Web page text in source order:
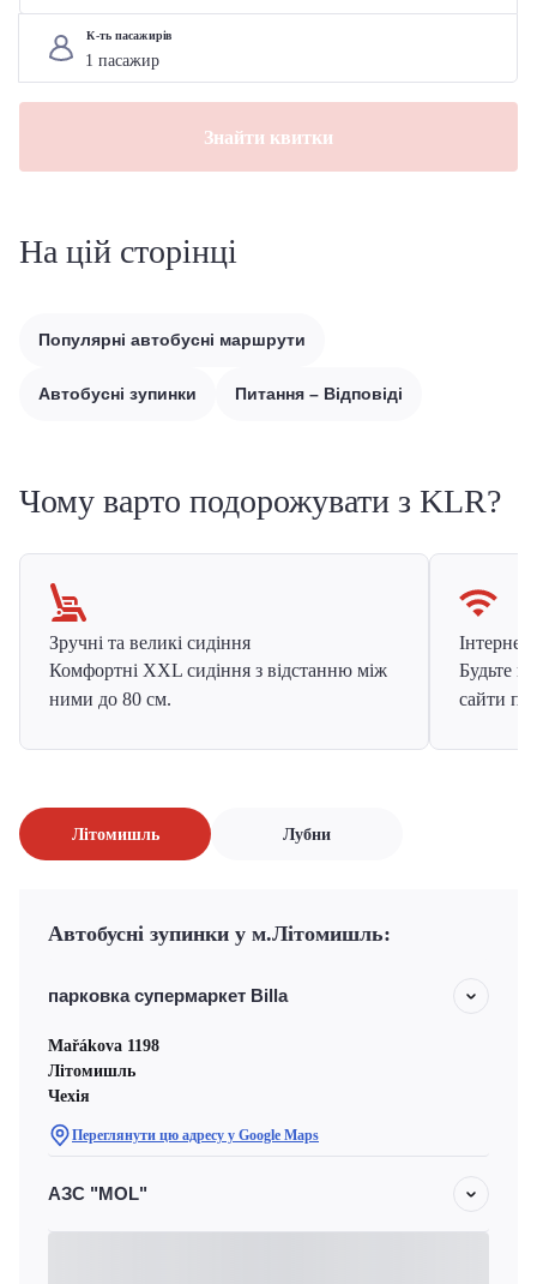
К-ть пасажирів
Знайти квитки
На цій сторінці
Популярні автобусні маршрути
Автобусні зупинки Питання – Відповіді
Чому варто подорожувати з KLR?
Зручні та великі сидіння
Комфортні XXL сидіння з відстанню між
ними до 80 см.
Інтернет
Будьте
сайти
Літомишль Лубни
Автобусні зупинки у м.Літомишль:
парковка супермаркет Billa
Mařákova 1198
Літомишль
Чехiя
Переглянути цю адресу у Google Maps
АЗС "MOL"